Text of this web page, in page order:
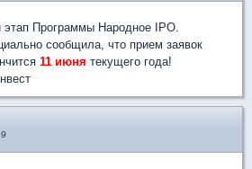
этап Программы Народное IPO.
сообщила, что прием заявок
11 июня текущего года!